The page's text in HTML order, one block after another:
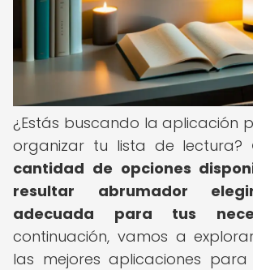
¿Estás buscando la aplicación
organizar tu lista de lectura?
cantidad de opciones
resultar abrumador
adecuada para tus
continuación, vamos a
las mejores aplicaciones